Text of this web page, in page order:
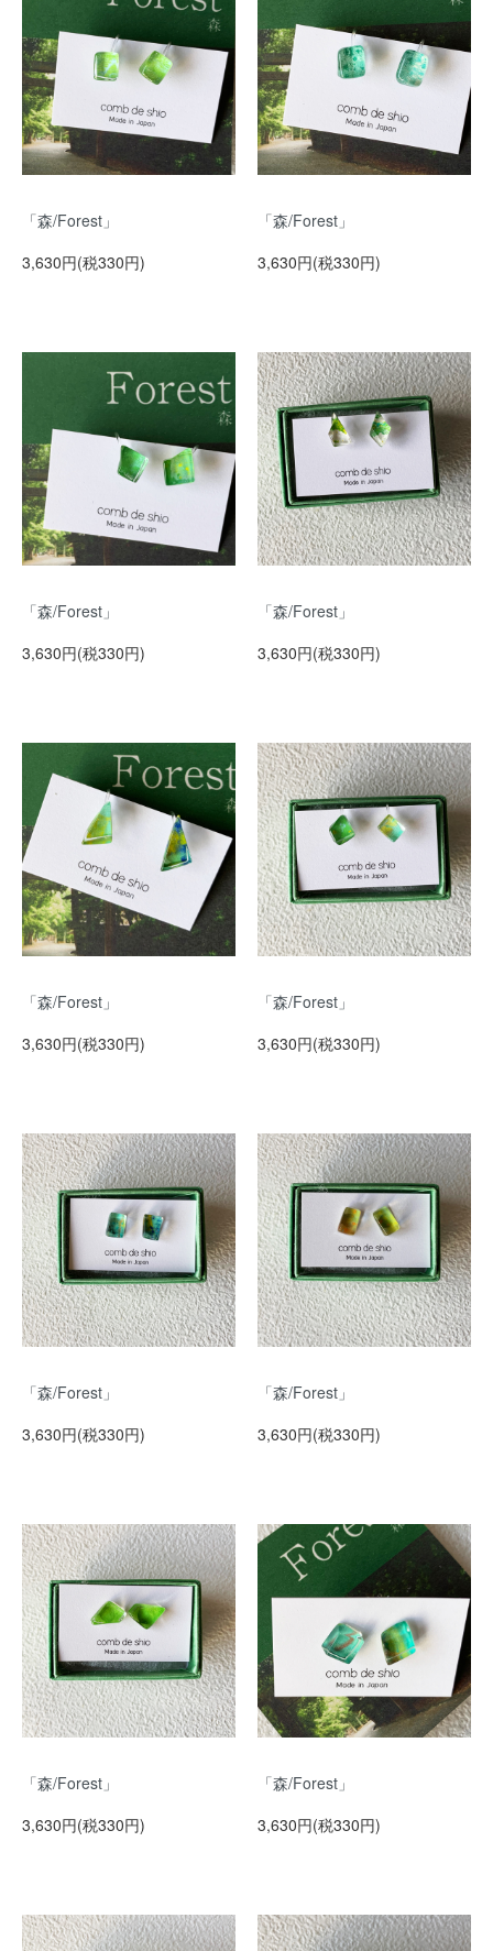
「森/Forest」
3,630円(税330円)
「森/Forest」
3,630円(税330円)
「森/Forest」
3,630円(税330円)
「森/Forest」
3,630円(税330円)
「森/Forest」
3,630円(税330円)
「森/Forest」
3,630円(税330円)
「森/Forest」
3,630円(税330円)
「森/Forest」
3,630円(税330円)
「森/Forest」
3,630円(税330円)
「森/Forest」
3,630円(税330円)